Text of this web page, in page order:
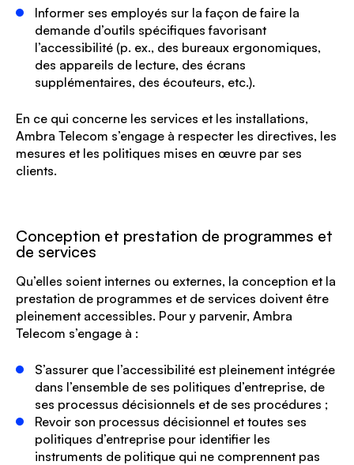
Informer ses employés sur la façon de faire la
demande d’outils spécifiques favorisant
l’accessibilité (p. ex., des bureaux ergonomiques,
des appareils de lecture, des écrans
supplémentaires, des écouteurs, etc.).
En ce qui concerne les services et les installations,
Ambra Telecom s’engage à respecter les directives, les
mesures et les politiques mises en œuvre par ses
clients.
Conception et prestation de programmes et
de services
Qu’elles soient internes ou externes, la conception et la
prestation de programmes et de services doivent être
pleinement accessibles. Pour y parvenir, Ambra
Telecom s’engage à :
S’assurer que l’accessibilité est pleinement intégrée
dans l’ensemble de ses politiques d’entreprise, de
ses processus décisionnels et de ses procédures ;
Revoir son processus décisionnel et toutes ses
politiques d’entreprise pour identifier les
instruments de politique qui ne comprennent pas